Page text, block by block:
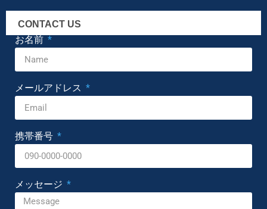
CONTACT US
お名前
メールアドレス
携帯番号
メッセージ